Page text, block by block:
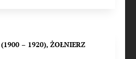
(1900 – 1920), ŻOŁNIERZ